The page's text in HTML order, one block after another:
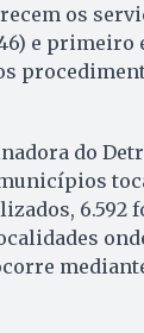
os
e primeiro
do
6.592